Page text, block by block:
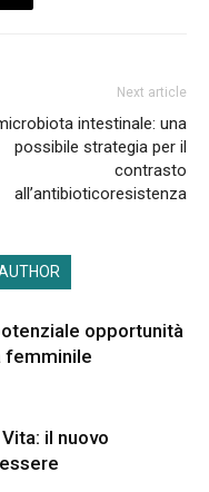
Next article
intestinale: una
possibile strategia per il
contrasto
all’antibioticoresistenza
opportunità
femminile
il nuovo